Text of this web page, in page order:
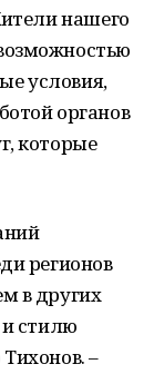
нашего
условия,
органов
которые
регионов
в других
стилю
–